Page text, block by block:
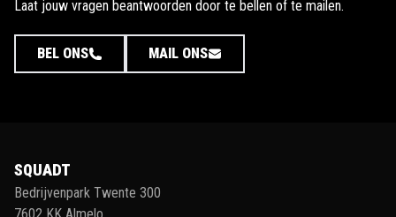
Laat jouw vragen beantwoorden door te bellen of te mailen.
BEL ONS MAIL ONS
SQUADT
Bedrijvenpark Twente 300